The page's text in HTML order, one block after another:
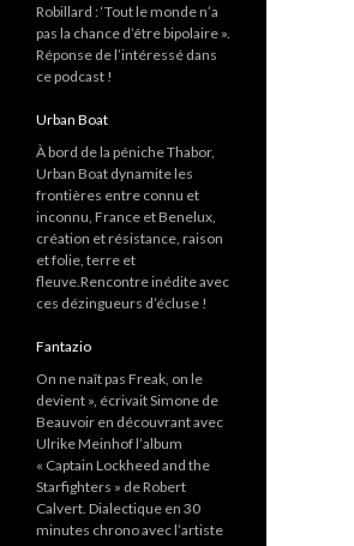
Robillard : ‘Tout le monde n’a
pas la chance d’être bipolaire ».
Réponse de l’intéressé dans
ce podcast !
Urban Boat
À bord de la péniche Thabor,
Urban Boat dynamite les
frontières entre connu et
inconnu, France et Benelux,
création et résistance, raison
et folie, terre et
fleuve.Rencontre inédite avec
ces dézingueurs d’écluse !
Fantazio
On ne naît pas Freak, on le
devient », écrivait Simone de
Beauvoir en découvrant avec
Ulrike Meinhof l’album
« Captain Lockheed and the
Starfighters » de Robert
Calvert. Dialectique en 30
minutes chrono avec l’artiste